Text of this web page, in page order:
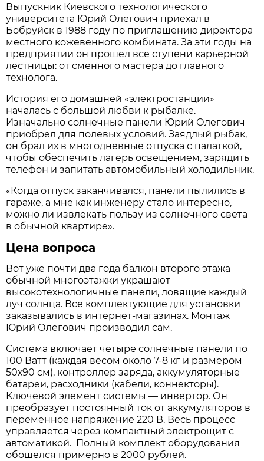
Выпускник Киевского технологического
университета Юрий Олегович приехал в
Бобруйск в 1988 году по приглашению директора
местного кожевенного комбината. За эти годы на
предприятии он прошел все ступени карьерной
лестницы: от сменного мастера до главного
технолога.
История его домашней «электростанции»
началась с большой любви к рыбалке.
Изначально солнечные панели Юрий Олегович
приобрел для полевых условий. Заядлый рыбак,
он брал их в многодневные отпуска с палаткой,
чтобы обеспечить лагерь освещением, зарядить
телефон и запитать автомобильный холодильник.
«Когда отпуск заканчивался, панели пылились в
гараже, а мне как инженеру стало интересно,
можно ли извлекать пользу из солнечного света
в обычной квартире».
Цена вопроса
Вот уже почти два года балкон второго этажа
обычной многоэтажки украшают
высокотехнологичные панели, ловящие каждый
луч солнца. Все комплектующие для установки
заказывались в интернет-магазинах. Монтаж
Юрий Олегович производил сам.
Система включает четыре солнечные панели по
100 Ватт (каждая весом около 7-8 кг и размером
50х90 см), контроллер заряда, аккумуляторные
батареи, расходники (кабели, коннекторы).
Ключевой элемент системы — инвертор. Он
преобразует постоянный ток от аккумуляторов в
переменное напряжение 220 В. Весь процесс
управляется через компактный электрощит с
автоматикой. Полный комплект оборудования
обошелся примерно в 2000 рублей.